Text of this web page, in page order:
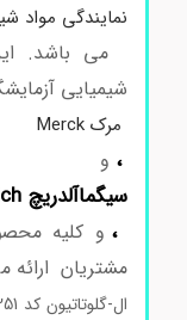
نمایندگی مواد
می باشد. این
شیمیایی
مرک Merck
سیگماآلدریچ Sigmaaldrich
و کلیه
مشتریان ارائه